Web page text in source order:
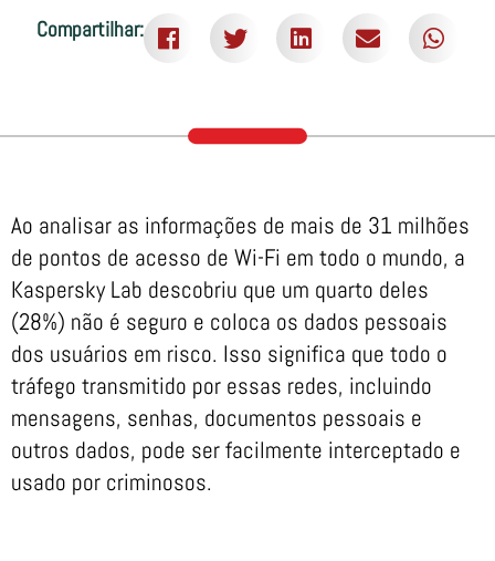
Compartilhar:
Ao analisar as informações de mais de 31 milhões
de pontos de acesso de Wi-Fi em todo o mundo, a
Kaspersky Lab descobriu que um quarto deles
(28%) não é seguro e coloca os dados pessoais
dos usuários em risco. Isso significa que todo o
tráfego transmitido por essas redes, incluindo
mensagens, senhas, documentos pessoais e
outros dados, pode ser facilmente interceptado e
usado por criminosos.